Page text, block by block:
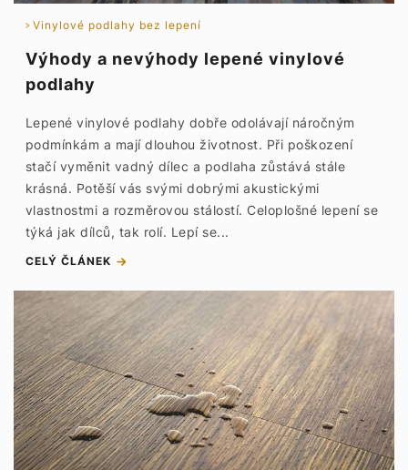
Vinylové podlahy bez lepení
Výhody a nevýhody lepené vinylové
podlahy
Lepené vinylové podlahy dobře odolávají náročným
podmínkám a mají dlouhou životnost. Při poškození
stačí vyměnit vadný dílec a podlaha zůstává stále
krásná. Potěší vás svými dobrými akustickými
vlastnostmi a rozměrovou stálostí. Celoplošné lepení se
týká jak dílců, tak rolí. Lepí se...
CELÝ ČLÁNEK